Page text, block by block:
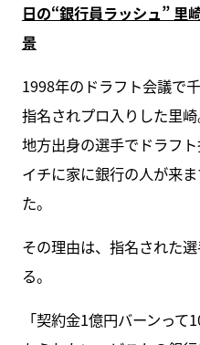
日の“銀行員ラッシュ” 里
景
1998年のドラフト会議で
指名されプロ入りした里
地方出身の選手でドラフ
イチに家に銀行の人が来
た。
その理由は、指名された
る。
「契約金1億円バーンっ